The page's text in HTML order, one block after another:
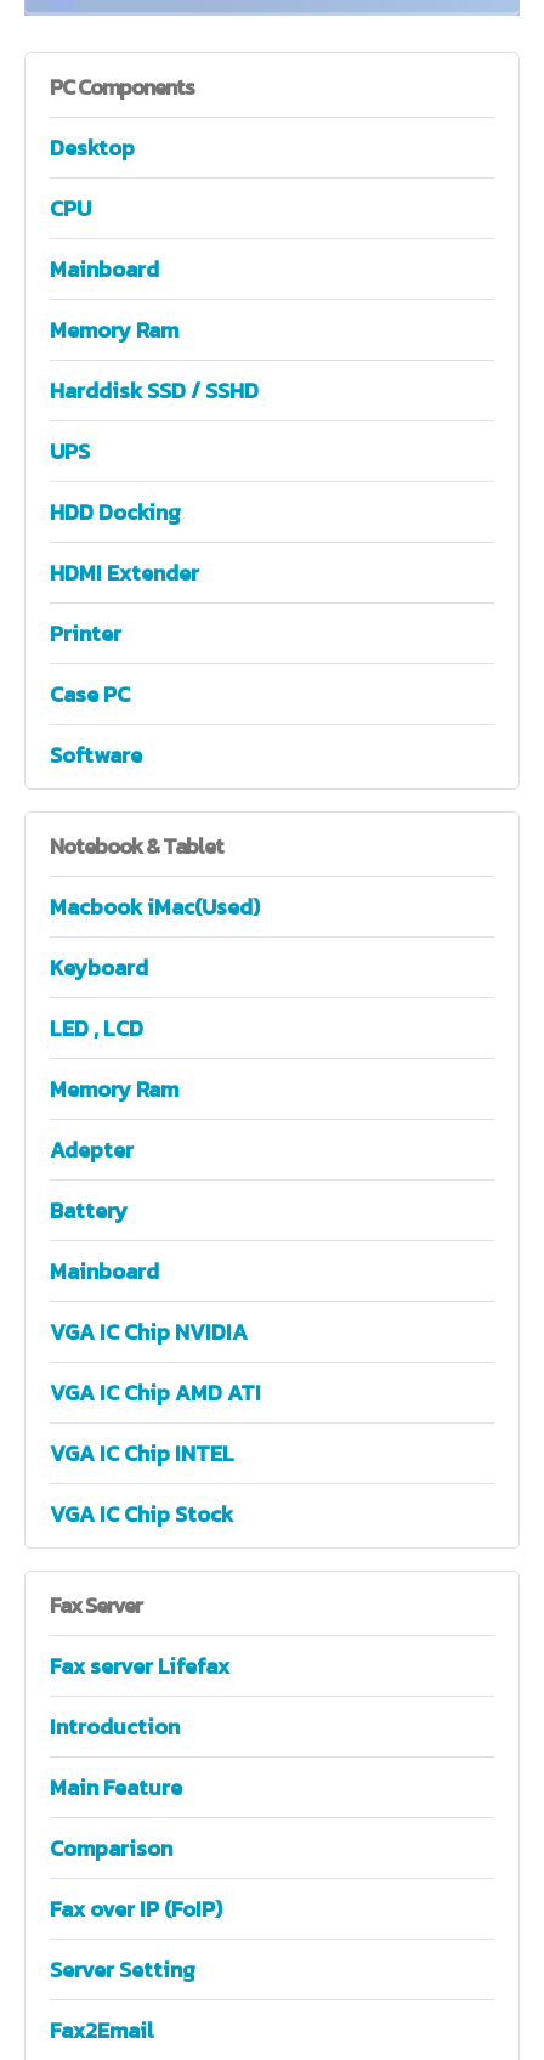
PCComponents
Desktop
CPU
Mainboard
Memory Ram
Harddisk SSD / SSHD
UPS
HDD Docking
HDMI Extender
Printer
Case PC
Software
Notebook& Tablet
Macbook iMac(Used)
Keyboard
LED , LCD
Memory Ram
Adepter
Battery
Mainboard
VGA IC Chip NVIDIA
VGA IC Chip AMD ATI
VGA IC Chip INTEL
VGA IC Chip Stock
FaxServer
Fax server Lifefax
Introduction
Main Feature
Comparison
Fax over IP (FoIP)
Server Setting
Fax2Email